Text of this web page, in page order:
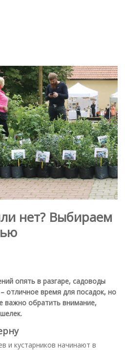
нет? Выбираем
опять в разгаре, садоводы
отличное время для посадок, но
важно обратить внимание,
и кустарников начинают в